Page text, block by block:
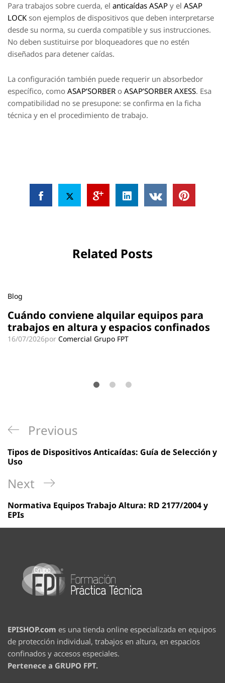
Para trabajos sobre cuerda, el anticaídas ASAP y el ASAP
LOCK son ejemplos de dispositivos que deben interpretarse
desde su norma, su cuerda compatible y sus instrucciones.
No deben sustituirse por bloqueadores que no estén
diseñados para detener caídas.
La configuración también puede requerir un absorbedor
específico, como ASAP’SORBER o ASAP’SORBER AXESS. Esa
compatibilidad no se presupone: se confirma en la ficha
técnica y en el procedimiento de trabajo.
Related Posts
Blog
Cuándo conviene alquilar equipos para
trabajos en altura y espacios confinados
16/07/2026por Comercial Grupo FPT
Navegación
de
entradas
Previous
Post
Previous
Tipos de Dispositivos Anticaídas: Guía de Selección y
Uso
Next
Post
Next
Normativa Equipos Trabajo Altura: RD 2177/2004 y
EPIs
EPISHOP.com es una tienda online especializada en equipos
de protección individual, trabajos en altura, en espacios
confinados y accesos especiales.
Pertenece a GRUPO FPT.